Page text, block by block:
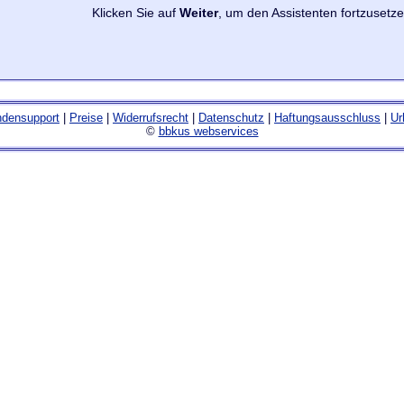
Klicken Sie auf Weiter, um den Assistenten
Preise Widerrufsrecht Datenschutz Haftungsausschluss
© bbkus webservices